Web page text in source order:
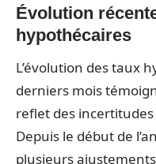
Évolution
hypothécaires
L’évolution des taux
derniers mois
reflet des
Depuis le début de
plusieurs